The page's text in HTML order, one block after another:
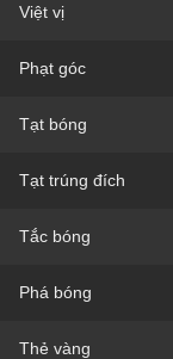
Việt vị
Phạt góc
Tạt bóng
Tạt trúng đích
Tắc bóng
Phá bóng
Thẻ vàng